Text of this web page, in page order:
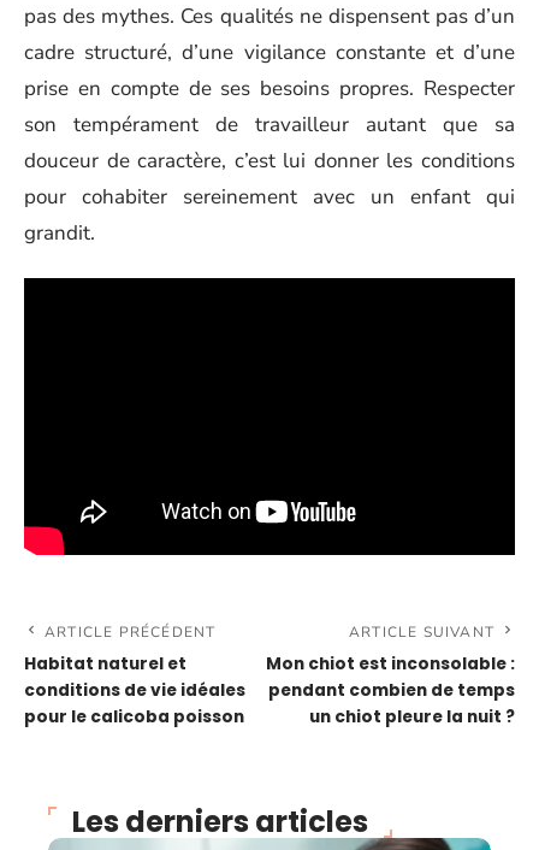
pas des mythes. Ces qualités ne dispensent pas d’un
cadre structuré, d’une vigilance constante et d’une
prise en compte de ses besoins propres. Respecter
son tempérament de travailleur autant que sa
douceur de caractère, c’est lui donner les conditions
pour cohabiter sereinement avec un enfant qui
grandit.
ARTICLE PRÉCÉDENT
Habitat naturel et
conditions de vie idéales
pour le calicoba poisson
ARTICLE SUIVANT
Mon chiot est inconsolable :
pendant combien de temps
un chiot pleure la nuit ?
Les derniers articles